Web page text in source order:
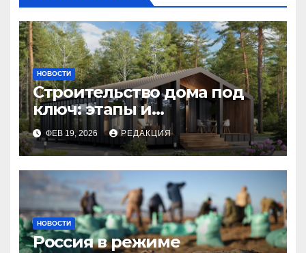
НОВОСТИ
Строительство дома под
ключ: этапы и
планирование бюджета
ФЕВ 19, 2026 РЕДАКЦИЯ
НОВОСТИ
Россия в режиме